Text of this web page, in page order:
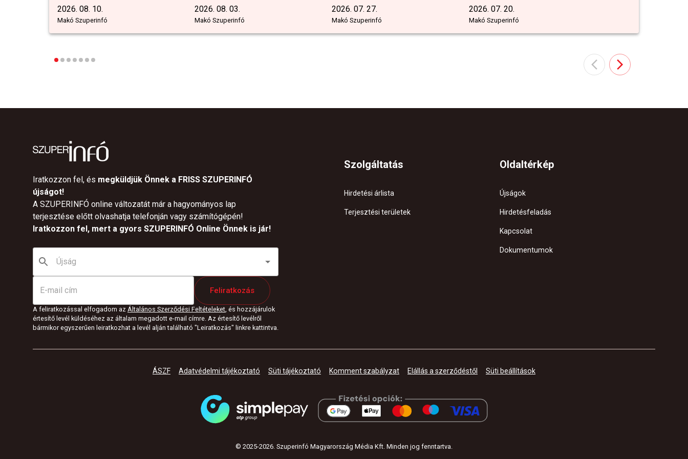
2026. 08. 10.
Makó Szuperinfó
2026. 08. 03.
Makó Szuperinfó
2026. 07. 27.
Makó Szuperinfó
2026. 07. 20.
Makó Szuperinfó
Iratkozzon fel, és megküldjük Önnek a FRISS SZUPERINFÓ
újságot!
A SZUPERINFÓ online változatát már a hagyományos lap
terjesztése előtt olvashatja telefonján vagy számítógépén!
Iratkozzon fel, mert a gyors SZUPERINFÓ Online Önnek is jár!
Feliratkozás
A feliratkozással elfogadom az Általános Szerződési Feltételeket , és hozzájárulok
értesítő levél küldéséhez az általam megadott e-mail címre. Az értesítő levélről
bármikor egyszerűen leiratkozhat a levél alján található "Leiratkozás" linkre kattintva.
Szolgáltatás
Hirdetési árlista
Terjesztési területek
Oldaltérkép
Újságok
Hirdetésfeladás
Kapcsolat
Dokumentumok
ÁSZF Adatvédelmi tájékoztató Süti tájékoztató Komment szabályzat Elállás a szerződéstől Süti beállítások
© 2025-2026. Szuperinfó Magyarország Média Kft. Minden jog fenntartva.